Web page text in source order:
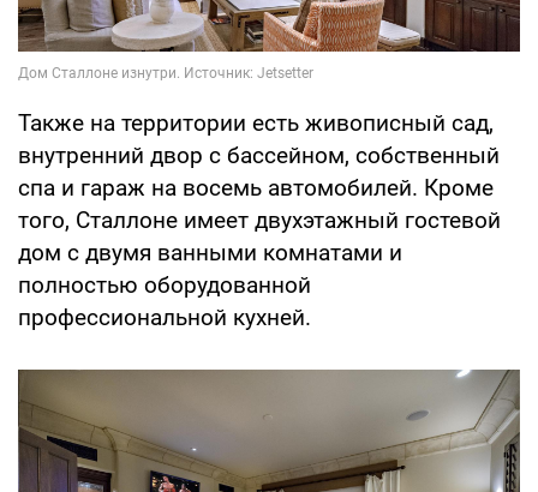
Также на территории есть живописный сад,
внутренний двор с бассейном, собственный
спа и гараж на восемь автомобилей. Кроме
того, Сталлоне имеет двухэтажный гостевой
дом с двумя ванными комнатами и
полностью оборудованной
профессиональной кухней.